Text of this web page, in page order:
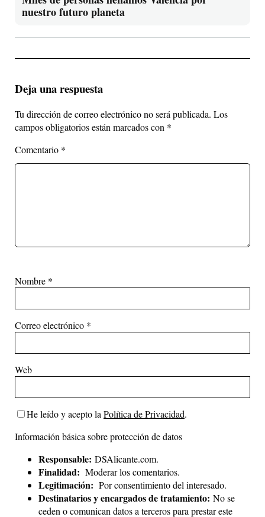
nuestro futuro planeta
Deja una respuesta
Tu dirección de correo electrónico no será publicada. Los
campos obligatorios están marcados con *
Comentario *
Nombre *
Correo electrónico *
Web
He leído y acepto la Política de Privacidad.
Información básica sobre protección de datos
Responsable: DSAlicante.com.
Finalidad: Moderar los comentarios.
Legitimación: Por consentimiento del interesado.
Destinatarios y encargados de tratamiento: No se
ceden o comunican datos a terceros para prestar este